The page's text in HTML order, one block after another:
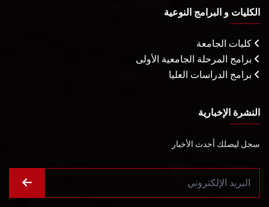
الكليات و البرامج النوعية
كليات الجامعة
برامج المرحلة الجامعية الأولى
برامج الدراسات العليا
النشرة الإخبارية
سجل ليصلك أحدث الأخبار